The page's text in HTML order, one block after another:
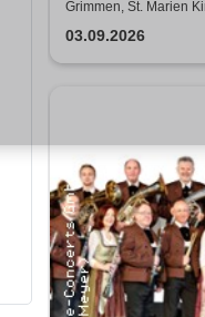
Napoli &
Grimmen, St. Marien
03.09.2026